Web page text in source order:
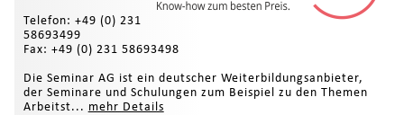
Telefon: +49 (0) 231
58693499
Fax: +49 (0) 231 58693498
Die Seminar AG ist ein deutscher Weiterbildungsanbieter,
der Seminare und Schulungen zum Beispiel zu den Themen
Arbeitst... mehr Details